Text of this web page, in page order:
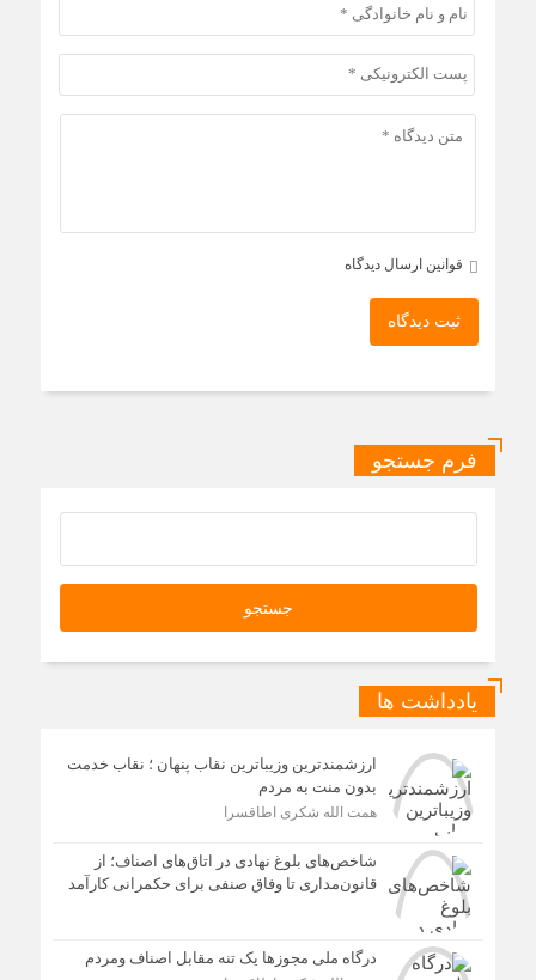
قوانین ارسال دیدگاه
ثبت دیدگاه
فرم جستجو
یادداشت ها
ارزشمندترین وزیباترین نقاب پنهان ؛ نقاب خدمت
بدون منت به مردم
همت الله شکری اطاقسرا
شاخص‌های بلوغ نهادی در اتاق‌های اصناف؛ از
قانون‌مداری تا وفاق صنفی برای حکمرانی کارآمد
درگاه ملی مجوزها یک تنه مقابل اصناف ومردم